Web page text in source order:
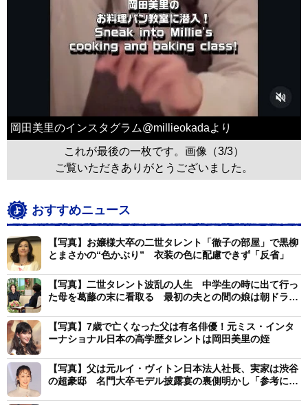
岡田美里のインスタグラム@millieokadaより
これが最後の一枚です。画像（3/3）
ご覧いただきありがとうございました。
おすすめニュース
【写真】お嬢様大卒の二世タレント「徹子の部屋」で黒柳
とまさかの“色かぶり” 衣装の色に配慮できず「反省」
【写真】二世タレント波乱の人生 中学生の時に出て行っ
た母を葛藤の末に看取る 最初の夫との間の娘は朝ドラ女
【写真】7歳で亡くなった父は有名俳優！元ミス・インタ
ーナショナル日本の高学歴タレントは岡田美里の姪
【写真】父は元ルイ・ヴィトン日本法人社長、実家は渋谷
の超豪邸 名門大卒モデル披露宴の裏側明かし「参考にな